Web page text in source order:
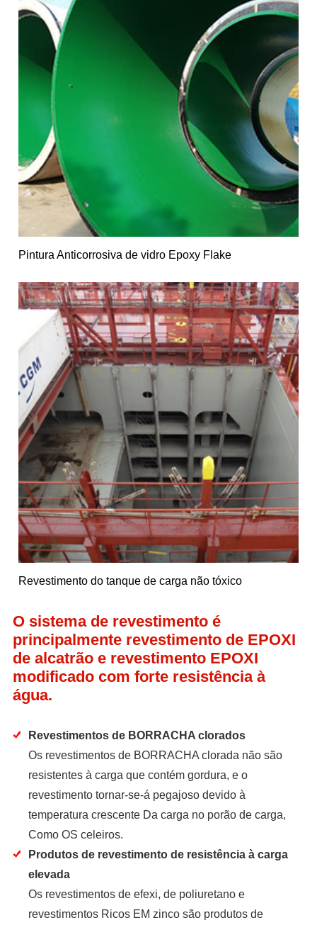
Pintura Anticorrosiva de vidro Epoxy Flake
Revestimento do tanque de carga não tóxico
O sistema de revestimento é
principalmente revestimento de EPOXI
de alcatrão e revestimento EPOXI
modificado com forte resistência à
água.
Revestimentos de BORRACHA clorados
Os revestimentos de BORRACHA clorada não são
resistentes à carga que contém gordura, e o
revestimento tornar-se-á pegajoso devido à
temperatura crescente Da carga no porão de carga,
Como OS celeiros.
Produtos de revestimento de resistência à carga
elevada
Os revestimentos de efexi, de poliuretano e
revestimentos Ricos EM zinco são produtos de